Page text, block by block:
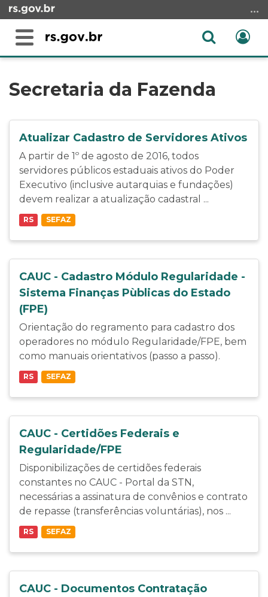
para
conteúdo
para
Alterna
Abrir
conteúdo
Secretaria da Fazenda
Atualizar Cadastro de Servidores Ativos
A partir de 1º de agosto de 2016, todos
servidores públicos estaduais ativos do Poder
Executivo (inclusive autarquias e fundações)
devem realizar a atualização cadastral ...
RS SEFAZ
CAUC - Cadastro Módulo Regularidade -
Sistema Finanças Pùblicas do Estado
(FPE)
Orientação do regramento para cadastro dos
operadores no módulo Regularidade/FPE, bem
como manuais orientativos (passo a passo).
RS SEFAZ
CAUC - Certidões Federais e
Regularidade/FPE
Disponibilizações de certidões federais
constantes no CAUC - Portal da STN,
necessárias a assinatura de convênios e contrato
de repasse (transferências voluntárias), nos ...
RS SEFAZ
CAUC - Documentos Contratação